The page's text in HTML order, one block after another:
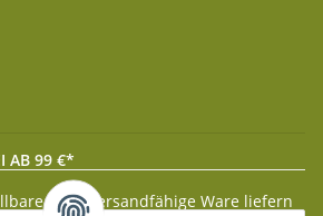
AB 99 €*
paketversandfähige Ware liefern